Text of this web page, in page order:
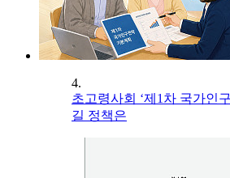
4.
초고령사회 ‘제1차 국가인
길 정책은